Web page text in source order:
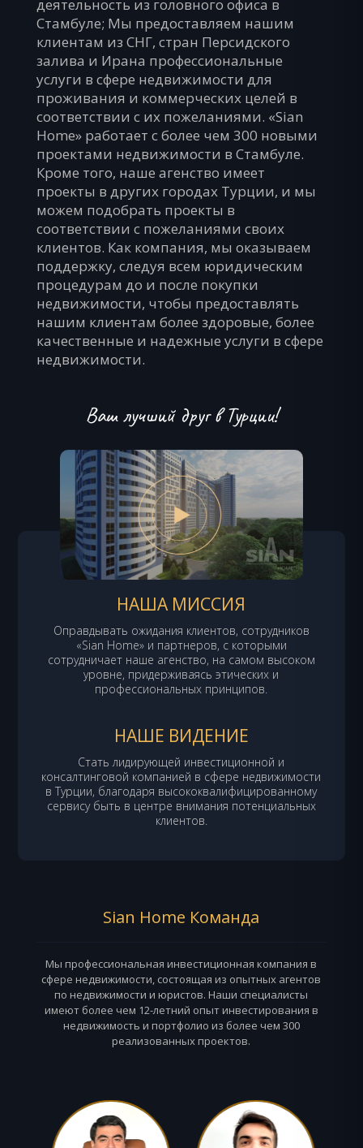
деятельность из головного офиса в
Стамбуле; Мы предоставляем нашим
клиентам из СНГ, стран Персидского
залива и Ирана профессиональные
услуги в сфере недвижимости для
проживания и коммерческих целей в
соответствии с их пожеланиями. «Sian
Home» работает с более чем 300 новыми
проектами недвижимости в Стамбуле.
Кроме того, наше агенство имеет
проекты в других городах Турции, и мы
можем подобрать проекты в
соответствии с пожеланиями своих
клиентов. Как компания, мы оказываем
поддержку, следуя всем юридическим
процедурам до и после покупки
недвижимости, чтобы предоставлять
нашим клиентам более здоровые, более
качественные и надежные услуги в сфере
недвижимости.
Ваш лучший друг в Турции!
НАША МИССИЯ
Оправдывать ожидания клиентов, сотрудников
«Sian Home» и партнеров, с которыми
сотрудничает наше агенство, на самом высоком
уровне, придерживаясь этических и
профессиональных принципов.
НАШЕ ВИДЕНИЕ
Стать лидирующей инвестиционной и
консалтинговой компанией в сфере недвижимости
в Турции, благодаря высококвалифицированному
сервису быть в центре внимания потенциальных
клиентов.
Sian Home Команда
Мы профессиональная инвестиционная компания в
сфере недвижимости, состоящая из опытных агентов
по недвижимости и юристов. Наши специалисты
имеют более чем 12-летний опыт инвестирования в
недвижимость и портфолио из более чем 300
реализованных проектов.